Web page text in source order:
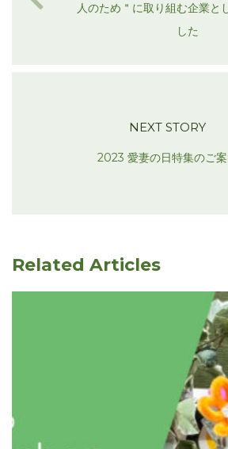
人のため＂に取り組む企業と
した
NEXT STORY
2023 愛妻の日特集のご
Related Articles